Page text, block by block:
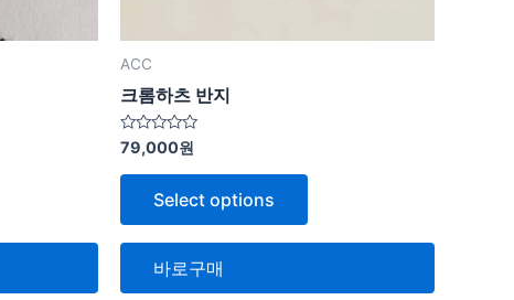
ACC
크롬하츠 반지
5
중
에
평
가
79,000원
Select options
바로구매